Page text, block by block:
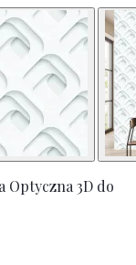
Optyczna 3D do